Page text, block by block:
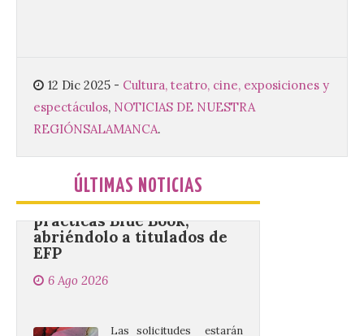
12 Dic 2025 - Cultura, teatro, cine, exposiciones y
espectáculos, NOTICIAS DE NUESTRA
REGIÓNSALAMANCA.
ÚLTIMAS NOTICIAS
[…]
La Comisión actualiza su
programa insignia de
prácticas Blue Book,
abriéndolo a titulados de
EFP
6 Ago 2026
de septiembre de 2026.